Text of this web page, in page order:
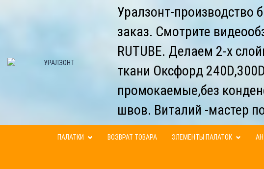
Уралзонт-производство
заказ. Смотрите
RUTUBE. Делаем 2-х
ткани Оксфорд
промокаемые,без
швов. Виталий -мастер
ПАЛАТКИ ВОЗВРАТ ТОВАРА ЭЛЕМЕНТЫ ПАЛАТОК